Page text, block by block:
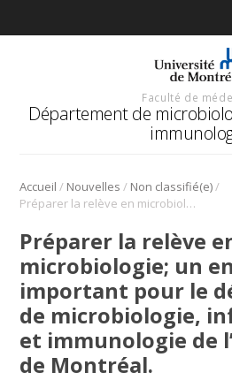
Faculté de
Département de
Accueil / Nouvelles / Non classifié(e)/
Préparer la relève en microbiologie; un enjeu important pour le département de microbiologie, infectiologie et immunologie de l’université de Montréal.
Préparer la relève
microbiologie; un
important pour le
de microbiologie,
et immunologie de
de Montréal.